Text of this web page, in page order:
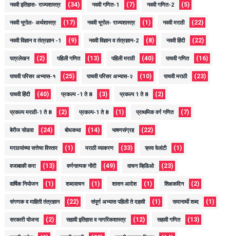
नववी इतिहास- राज्यशास्त्र (34) नववी गणित-1 (7) नववी गणित-2 (5)
नववी भूगोल- अर्थशास्त्र (17) नववी भूगोल- राज्यशास्त्र (1) नववी मराठी (22)
नववी विज्ञान व तंत्रज्ञान -1 (9) नववी विज्ञान व तंत्रज्ञान-2 (8) नववी हिंदी (22)
पत्रलेखन (2) पहिली गणित (13) पहिली मराठी (40) पाचवी गणित (16)
पाचवी परिसर अभ्यास-१ (25) पाचवी परिसर अभ्यास-२ (10) पाचवी मराठी (23)
पाचवी हिंदी (40) प्रकल्प -1 ते 8 (3) प्रकल्प 1 ते 8 (2)
प्रकल्प मराठी-1 ते 8 (2) प्रकल्प-1 ते 8 (1) प्राथमिक वर्ग गणित (7)
बेरीज सोडवा (24) बोधकथा (14) भाषणसंग्रह (22)
मराठयांच्या सत्तेचा विस्तार (1) मराठी व्याकरण (33) ऱ्हस्व वेलांटी (1)
वजाबाकी करा (13) वर्णनात्मक नोंदी (49) वाचन व्हिडिओ (23)
वार्षिक नियोजन (1) शब्दवाचन (1) शासन आदेश (1) शिक्षकदिन (2)
संगणक व माहिती तंत्रज्ञान (22) संपूर्ण अभ्यास पहिली ते दहावी (1) समानार्थी शब्द (1)
सरकारी योजना (2) सहावी इतिहास व नागरिकशास्त्र (12) सहावी गणित (13)